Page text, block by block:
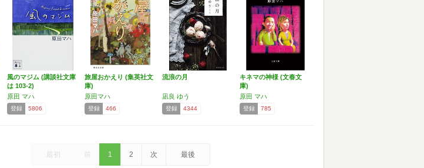
風のマジム (講談社文庫
は 103-2)
原田 マハ
登録 5806
旅屋おかえり (集英社文
庫)
原田マハ
登録 466
流浪の月
凪良 ゆう
登録 4344
キネマの神様 (文春文
庫)
原田 マハ
登録 785
最初 前 1 2 次 最後